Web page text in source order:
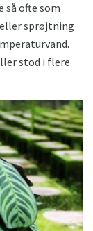
så ofte som
sprøjtning
stod i flere